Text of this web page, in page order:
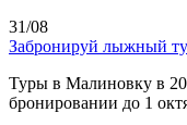
31/08
Забронируй лыжный
Туры в Малиновку в
бронировании до 1